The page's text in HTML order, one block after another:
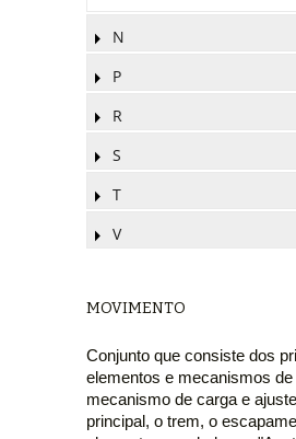
N
P
R
S
T
V
MOVIMENTO
Conjunto que consiste dos
elementos e mecanismos
mecanismo de carga e
principal, o trem, o